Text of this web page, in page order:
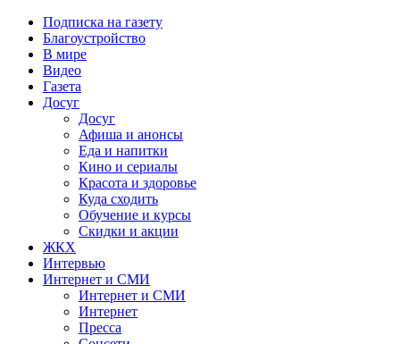
Подписка на газету
Благоустройство
В мире
Видео
Газета
Досуг
Досуг
Афиша и анонсы
Еда и напитки
Кино и сериалы
Красота и здоровье
Куда сходить
Обучение и курсы
Скидки и акции
ЖКХ
Интервью
Интернет и СМИ
Интернет и СМИ
Интернет
Пресса